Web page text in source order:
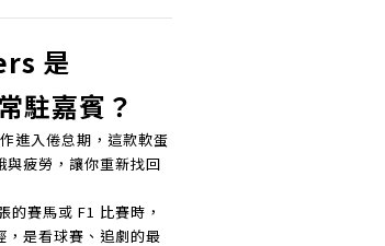
是
駐嘉賓？
進入倦怠期，這款軟蛋
與疲勞，讓你重新找回
的賽馬或 F1 比賽時，
，是看球賽、追劇的最